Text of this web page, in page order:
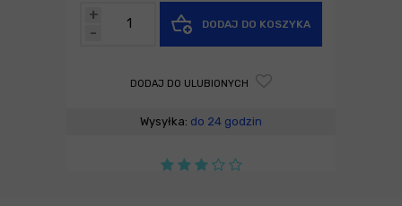
-
+
DODAJ DO KOSZYKA
DODAJ DO ULUBIONYCH
Wysyłka: do 24 godzin